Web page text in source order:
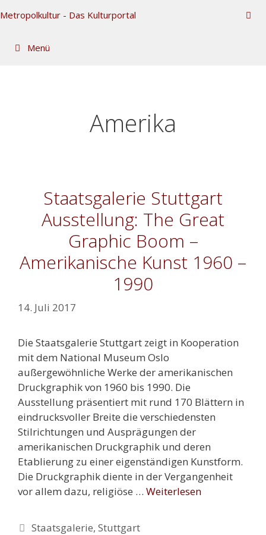
Inhalt
Metropolkultur - Das Kulturportal
Menü
Amerika
Staatsgalerie Stuttgart
Ausstellung: The Great
Graphic Boom –
Amerikanische Kunst 1960 –
1990
14. Juli 2017
Die Staatsgalerie Stuttgart zeigt in Kooperation
mit dem National Museum Oslo
außergewöhnliche Werke der amerikanischen
Druckgraphik von 1960 bis 1990. Die
Ausstellung präsentiert mit rund 170 Blättern in
eindrucksvoller Breite die verschiedensten
Stilrichtungen und Ausprägungen der
amerikanischen Druckgraphik und deren
Etablierung zu einer eigenständigen Kunstform.
Die Druckgraphik diente in der Vergangenheit
vor allem dazu, religiöse … Weiterlesen
Kategorien
Staatsgalerie,Stuttgart